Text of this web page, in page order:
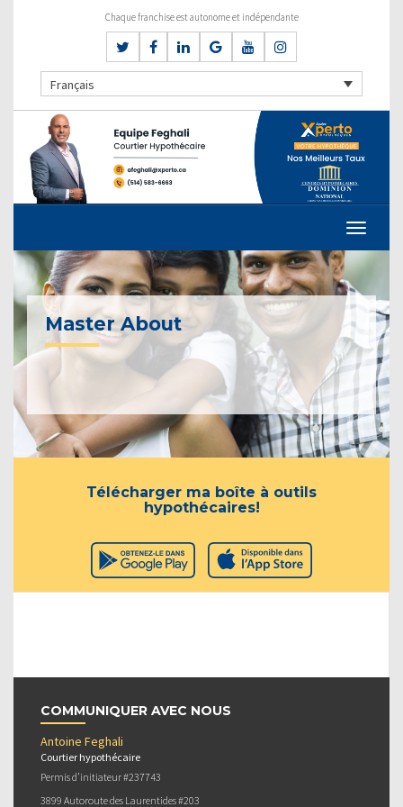
Chaque franchise est autonome et indépendante
Français
Master About
Télécharger ma boîte à outils
hypothécaires!
COMMUNIQUER AVEC NOUS
Antoine Feghali
Courtier hypothécaire
Permis d’initiateur #237743
3899 Autoroute des Laurentides #203